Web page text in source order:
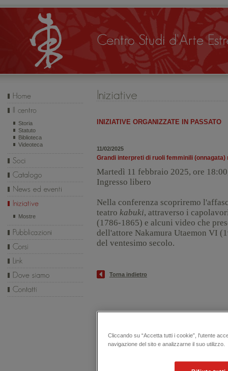
Storia
Statuto
Biblioteca
Videoteca
Mostre
INIZIATIVE ORGANIZZATE IN PASSATO
11/02/2025
Grandi interpreti di ruoli femminili (onnagata)
Martedì 11 febbraio 2025, ore
Ingresso libero
Nella conferenza scopriremo
teatro kabuki, attraverso i
(1786-1865) e alcuni video che
dell'attore Nakamura Utaemon VI
del ventesimo secolo.
Torna indietro
Cliccando su “Accetta tutti i cookie”, l'utente
navigazione del sito e analizzarne il suo utilizzo.